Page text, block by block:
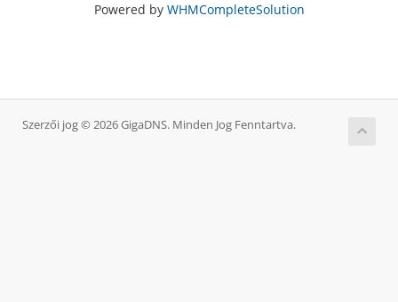
Powered by WHMCompleteSolution
Szerzői jog © 2026 GigaDNS. Minden Jog Fenntartva.